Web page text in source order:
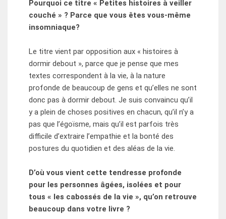
Pourquoi ce titre « Petites histoires à veiller
couché » ? Parce que vous êtes vous-même
insomniaque?
Le titre vient par opposition aux « histoires à
dormir debout », parce que je pense que mes
textes correspondent à la vie, à la nature
profonde de beaucoup de gens et qu’elles ne sont
donc pas à dormir debout. Je suis convaincu qu’il
y a plein de choses positives en chacun, qu’il n’y a
pas que l’égoïsme, mais qu’il est parfois très
difficile d’extraire l’empathie et la bonté des
postures du quotidien et des aléas de la vie.
D’où vous vient cette tendresse profonde
pour les personnes âgées, isolées et pour
tous « les cabossés de la vie », qu’on retrouve
beaucoup dans votre livre ?